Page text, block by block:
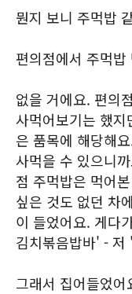
뭔지 보니 주먹밥
편의점에서 주먹
없을 거에요. 편의
사먹어보기는 했
은 품목에 해당해
사먹을 수 있으니
점 주먹밥은 먹어
싶은 것도 없던 차
이 들었어요. 게다
김치볶음밥바' -
그래서 집어들었어